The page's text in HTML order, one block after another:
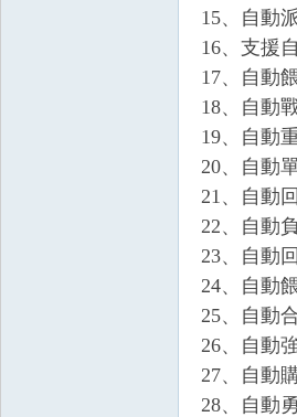
15、自動
16、支援
17、自動
18、自動
19、自動
20、自動
21、自動
22、自動
23、自動
24、自動
25、自動
26、自動
27、自動
28、自動